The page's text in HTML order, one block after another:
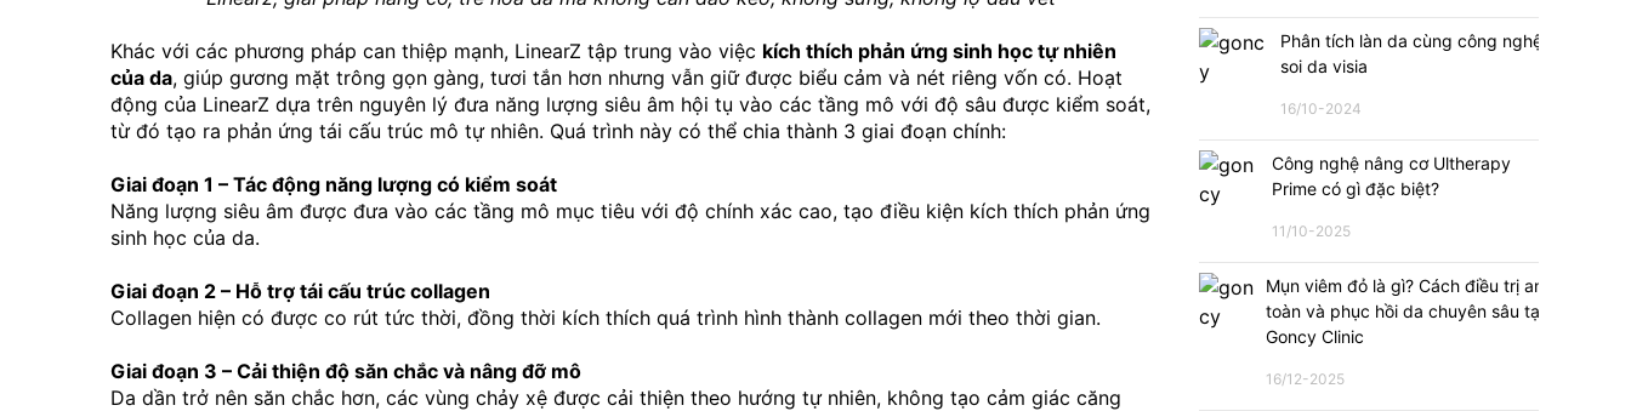
Khác với các phương pháp can thiệp mạnh, LinearZ tập trung vào việc kích thích phản ứng sinh học tự nhiên
của da, giúp gương mặt trông gọn gàng, tươi tắn hơn nhưng vẫn giữ được biểu cảm và nét riêng vốn có. Hoạt
động của LinearZ dựa trên nguyên lý đưa năng lượng siêu âm hội tụ vào các tầng mô với độ sâu được kiểm soát,
từ đó tạo ra phản ứng tái cấu trúc mô tự nhiên. Quá trình này có thể chia thành 3 giai đoạn chính:
Giai đoạn 1 – Tác động năng lượng có kiểm soát
Năng lượng siêu âm được đưa vào các tầng mô mục tiêu với độ chính xác cao, tạo điều kiện kích thích phản ứng
sinh học của da.
Giai đoạn 2 – Hỗ trợ tái cấu trúc collagen
Collagen hiện có được co rút tức thời, đồng thời kích thích quá trình hình thành collagen mới theo thời gian.
Giai đoạn 3 – Cải thiện độ săn chắc và nâng đỡ mô
Da dần trở nên săn chắc hơn, các vùng chảy xệ được cải thiện theo hướng tự nhiên, không tạo cảm giác căng
Phân tích làn da cùng công nghệ
soi da visia
16/10-2024
Công nghệ nâng cơ Ultherapy
Prime có gì đặc biệt?
11/10-2025
Mụn viêm đỏ là gì? Cách điều trị an
toàn và phục hồi da chuyên sâu tại
Goncy Clinic
16/12-2025